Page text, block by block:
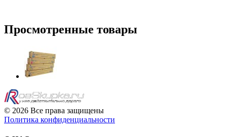
Просмотренные товары
© 2026 Все права защищены
Политика конфиденциальности